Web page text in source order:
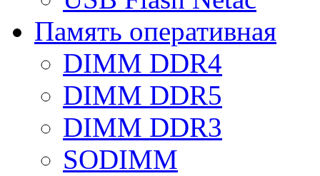
Память оперативная
DIMM DDR4
DIMM DDR5
DIMM DDR3
SODIMM